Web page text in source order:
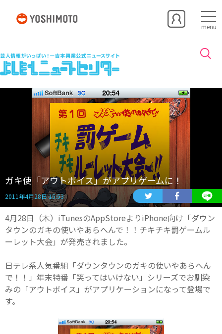
menu
ガキ使「アウトボイス」がアプリゲームに！
2011年4月28日 15:53
4月28日（木）iTunesのAppStoreよりiPhone向け「ダウン
タウンのガキの使いやあらへんで！！チキチキ罰ゲームル
ーレット大会」が発売されました。
日テレ系人気番組「ダウンタウンのガキの使いやあらへん
で！！」年末特番「笑ってはいけない」シリーズでお馴染
みの「アウトボイス」がアプリケーションになって登場で
す。